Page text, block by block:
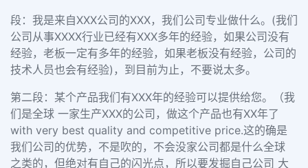
段：我是来自XXX公司的XXX，我们公司专业做什么。(我们
公司从事XXXX行业已经有XXX多年的经验，如果公司没有
经验，老板一定有多年的经验，如果老板没有经验，公司的
技术人员也会有经验)，到目前为止，不要说太多。
第二段：某个产品我们有XXX年的经验可以提供给您。（我
们是全球 一家生产XXX的公司，做这个产品也有XX年了
with very best quality and competitive price.这的确是
我们公司的优势，不是吹的，不会没家公司都是什么全球
之类的，但绝对有自己的闪光点，所以要发掘自己公司 大